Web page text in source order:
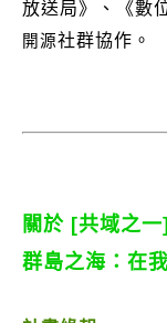
放送局》、《數
開源社群協作。
關於 [共域之一]
群島之海：在